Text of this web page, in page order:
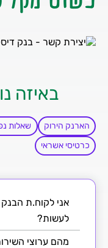
באיזה
הארנק הירוק שאלות
כרטיסי אשראי
אני לקוח.ת
לעשות?
מהם ערוצי